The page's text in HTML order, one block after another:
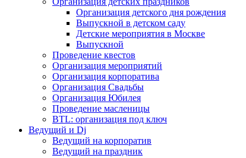
Организация детского дня рождения
Выпускной в детском саду
Детские мероприятия в Москве
Выпускной
Проведение квестов
Организация мероприятий
Организация корпоратива
Организация Свадьбы
Организация Юбилея
Проведение масленицы
BTL: организация под ключ
Ведущий и Dj
Ведущий на корпоратив
Ведущий на праздник